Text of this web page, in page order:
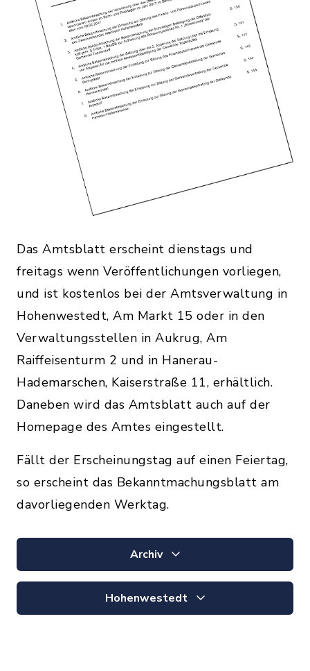
Das Amtsblatt erscheint dienstags und
freitags wenn Veröffentlichungen vorliegen,
und ist kostenlos bei der Amtsverwaltung in
Hohenwestedt, Am Markt 15 oder in den
Verwaltungsstellen in Aukrug, Am
Raiffeisenturm 2 und in Hanerau-
Hademarschen, Kaiserstraße 11, erhältlich.
Daneben wird das Amtsblatt auch auf der
Homepage des Amtes eingestellt.
Fällt der Erscheinungstag auf einen Feiertag,
so erscheint das Bekanntmachungsblatt am
davorliegenden Werktag.
Archiv
Hohenwestedt